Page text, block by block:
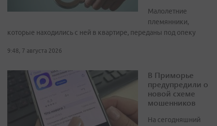
Малолетние
племянники,
которые находились с ней в квартире, переданы под опеку
9:48, 7 августа 2026
В Приморье
предупредили о
новой схеме
мошенников
На сегодняшний